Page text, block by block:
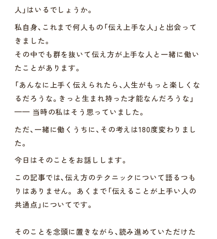
人」はいるでしょうか。
私自身、これまで何人もの「伝え上手な人」と出会って
きました。
その中でも群を抜いて伝え方が上手な人と一緒に働い
たことがあります。
「あんなに上手く伝えられたら、人生がもっと楽しくな
るだろうな。きっと生まれ持った才能なんだろうな」
—— 当時の私はそう思っていました。
ただ、一緒に働くうちに、その考えは180度変わりまし
た。
今日はそのことをお話しします。
この記事では、伝え方のテクニックについて語るつも
りはありません。 あくまで「伝えることが上手い人の
共通点」についてです。
そのことを念頭に置きながら、読み進めていただけた